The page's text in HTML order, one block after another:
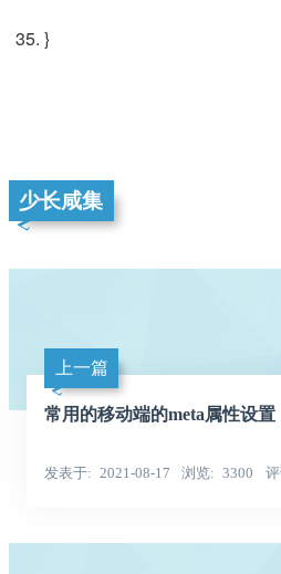
}
少长咸集
上一篇
常用的移动端的meta属性设置
发表于 2021-08-17 浏览 3300